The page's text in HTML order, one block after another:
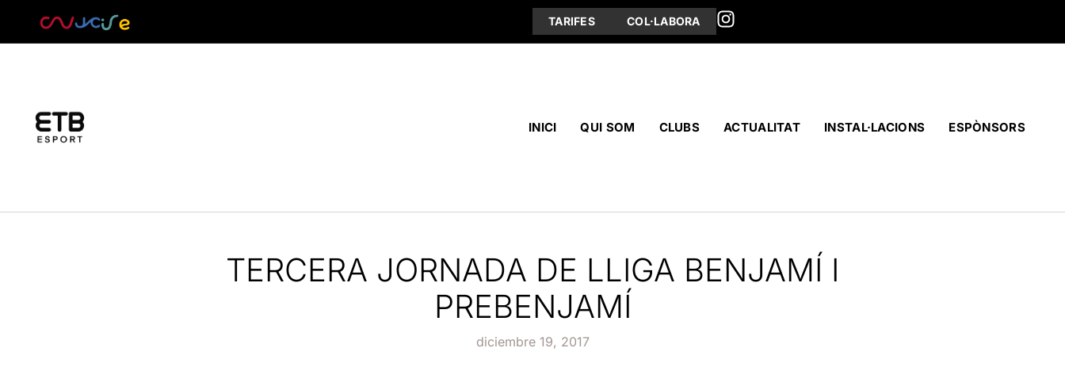
TARIFES COL·LABORA
INICI QUI SOM CLUBS ACTUALITAT INSTAL·LACIONS ESPÒNSORS
TERCERA JORNADA DE LLIGA BENJAMÍ I
PREBENJAMÍ
diciembre 19, 2017